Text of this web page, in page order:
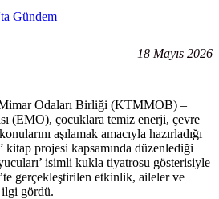
Gündem
18 Mayıs 2026
Odaları Birliği (KTMMOB) –
(EMO), çocuklara temiz enerji, çevre
aşılamak amacıyla hazırladığı
kitap projesi kapsamında düzenlediği
isimli kukla tiyatrosu gösterisiyle
gerçekleştirilen etkinlik, aileler ve
ilgi gördü.